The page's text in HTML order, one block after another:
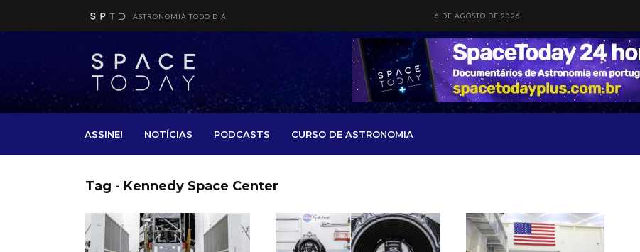
ASTRONOMIA TODO DIA 6 DE AGOSTO DE 2026
ASSINE! NOTÍCIAS PODCASTS CURSO DE ASTRONOMIA
Tag - Kennedy Space Center